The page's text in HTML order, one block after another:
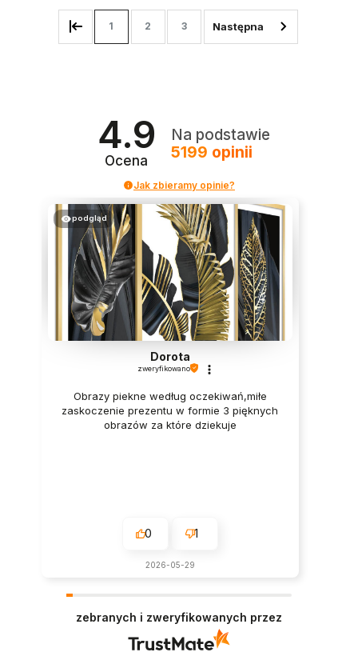
1 2 3
4.9
Ocena
Na podstawie
5199 opinii
Jak zbieramy opinie?
podgląd
Dorota
zweryfikowano
Obrazy piekne według oczekiwań,miłe
zaskoczenie prezentu w formie 3 pięknych
obrazów za które dziekuje
0 1
2026-05-29
zebranych i zweryfikowanych przez